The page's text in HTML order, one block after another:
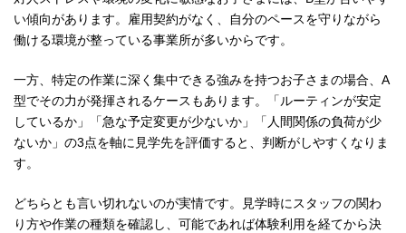
い傾向があります。雇用契約がなく、自分のペースを守りながら
働ける環境が整っている事業所が多いからです。
一方、特定の作業に深く集中できる強みを持つお子さまの場合、A
型でその力が発揮されるケースもあります。「ルーティンが安定
しているか」「急な予定変更が少ないか」「人間関係の負荷が少
ないか」の3点を軸に見学先を評価すると、判断がしやすくなりま
す。
どちらとも言い切れないのが実情です。見学時にスタッフの関わ
り方や作業の種類を確認し、可能であれば体験利用を経てから決